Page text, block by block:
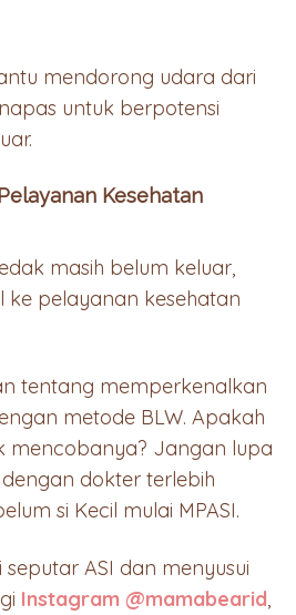
mendorong udara dari
untuk berpotensi
Kesehatan
masih belum keluar,
ke pelayanan kesehatan
tentang memperkenalkan
metode BLW. Apakah
mencobanya? Jangan lupa
dokter terlebih
si Kecil mulai MPASI.
ASI dan menyusui
Instagram @mamabearid,